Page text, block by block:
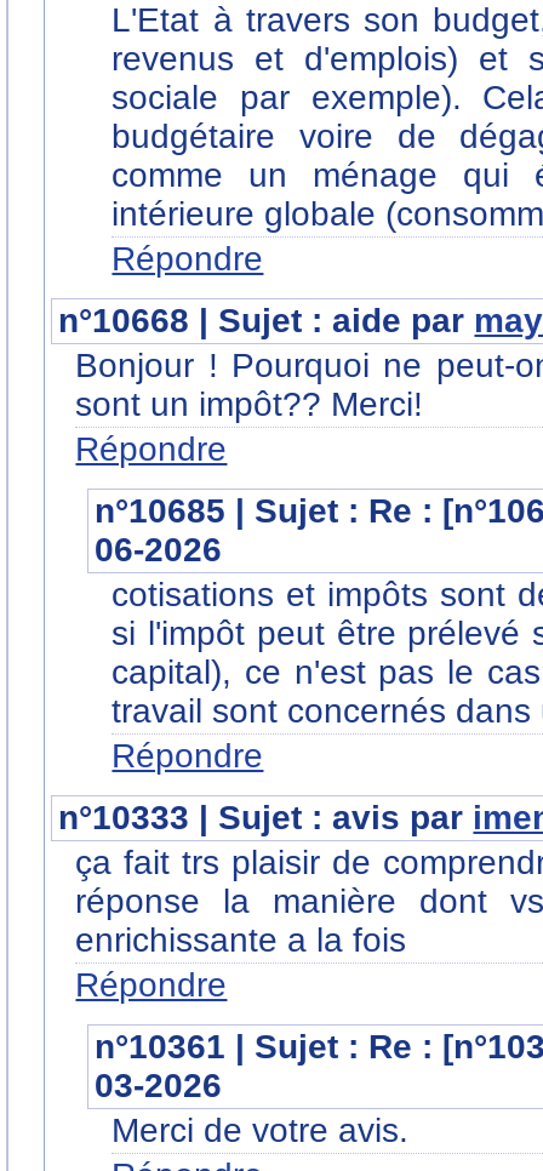
L'Etat à travers son
revenus et d'emplois) et
sociale par exemple).
budgétaire voire de
comme un ménage qui
intérieure globale
Répondre
n°10668 | Sujet : aide par
Bonjour ! Pourquoi ne peut-
sont un impôt?? Merci!
Répondre
n°10685 | Sujet : Re :
06-2026
cotisations et impôts sont
si l'impôt peut être prélevé
capital), ce n'est pas le
travail sont concernés
Répondre
n°10333 | Sujet : avis par
ça fait trs plaisir de
réponse la manière dont
enrichissante a la fois
Répondre
n°10361 | Sujet : Re :
03-2026
Merci de votre avis.